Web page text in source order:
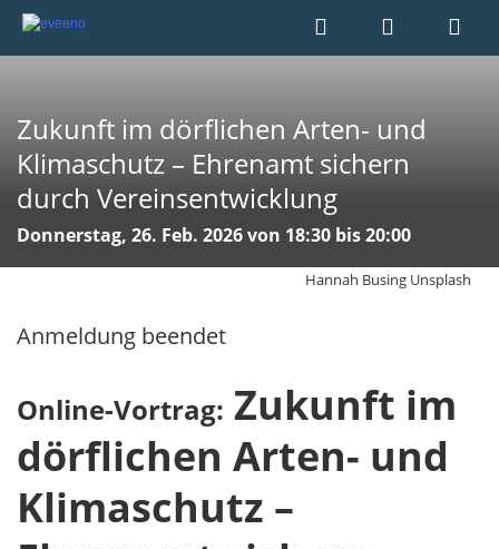
Zukunft im dörflichen Arten- und
Klimaschutz – Ehrenamt sichern
durch Vereinsentwicklung
Donnerstag, 26. Feb. 2026 von 18:30 bis 20:00
Hannah Busing Unsplash
Anmeldung beendet
Online-Vortrag: Zukunft im
dörflichen Arten- und
Klimaschutz –